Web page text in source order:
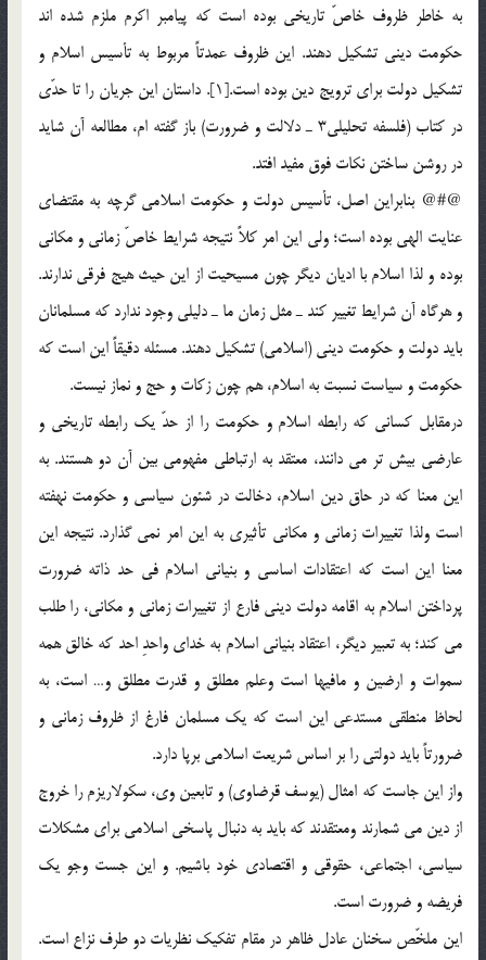
به خاطر ظروف خاصّ تاريخي بوده است كه پيامبر اكرم ملزم شده اند
حكومت ديني تشكيل دهند. اين ظروف عمدتاً مربوط به تأسيس اسلام و
تشكيل دولت براي ترويج دين بوده است.[1]. داستان اين جريان را تا حدّى
در كتاب (فلسفه تحليلى3 ـ دلالت و ضرورت) باز گفته ام، مطالعه آن شايد
در روشن ساختن نكات فوق مفيد افتد.
@#@ بنابراين اصل، تأسيس دولت و حكومت اسلامي گرچه به مقتضاي
عنايت الهي بوده است؛ ولي اين امر كلاً نتيجه شرايط خاصّ زماني و مكاني
بوده و لذا اسلام با اديان ديگر چون مسيحيت از اين حيث هيج فرقي ندارند.
و هرگاه آن شرايط تغيير كند ـ مثل زمان ما ـ دليلي وجود ندارد كه مسلمانان
بايد دولت و حكومت ديني (اسلامي) تشكيل دهند. مسئله دقيقاً اين است كه
حكومت و سياست نسبت به اسلام، هم چون زكات و حج و نماز نيست.
درمقابل كساني كه رابطه اسلام و حكومت را از حدّ يك رابطه تاريخي و
عارضي بيش تر مي دانند، معتقد به ارتباطي مفهومي بين آن دو هستند. به
اين معنا كه در حاق دين اسلام، دخالت در شئون سياسي و حكومت نهفته
است ولذا تغييرات زماني و مكاني تأثيري به اين امر نمي گذارد. نتيجه اين
معنا اين است كه اعتقادات اساسي و بنياني اسلام في حد ذاته ضرورت
پرداختن اسلام به اقامه دولت ديني فارع از تغييرات زماني و مكاني، را طلب
مي كند؛ به تعبير ديگر، اعتقاد بنياني اسلام به خداي واحدِ احد كه خالق همه
سموات و ارضين و مافيها است وعلم مطلق و قدرت مطلق و… است، به
لحاظ منطقي مستدعي اين است كه يك مسلمان فارغ از ظروف زماني و
ضرورتاً بايد دولتي را بر اساس شريعت اسلامي برپا دارد.
واز اين جاست كه امثال (يوسف قرضاوي) و تابعين وي، سكولاريزم را خروج
از دين مي شمارند ومعتقدند كه بايد به دنبال پاسخي اسلامي براي مشكلات
سياسي، اجتماعي، حقوقي و اقتصادي خود باشيم. و اين جست وجو يك
فريضه و ضرورت است.
اين ملخّص سخنان عادل ظاهر در مقام تفكيك نظريات دو طرف نزاع است.